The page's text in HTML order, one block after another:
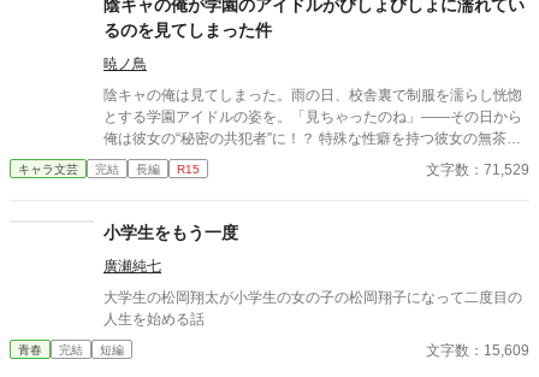
をおすすめします。 ※ショートストーリーはpixivでもほぼ同内容
で公開中です。
陰キャの俺が学園のアイドルがびしょびしょに濡れてい
るのを見てしまった件
暁ノ鳥
陰キャの俺は見てしまった。雨の日、校舎裏で制服を濡らし恍惚
とする学園アイドルの姿を。「見ちゃったのね」――その日から
俺は彼女の“秘密の共犯者”に！？ 特殊な性癖を持つ彼女の無茶な
「実験」に振り回され、身も心も支配される日々の始まり。二人
の禁断の関係の行方は？。二人の禁断の関係が今、始まる！
キャラ文芸 完結 長編 R15 文字数：71,529
小学生をもう一度
廣瀬純七
大学生の松岡翔太が小学生の女の子の松岡翔子になって二度目の
人生を始める話
青春 完結 短編 文字数：15,609